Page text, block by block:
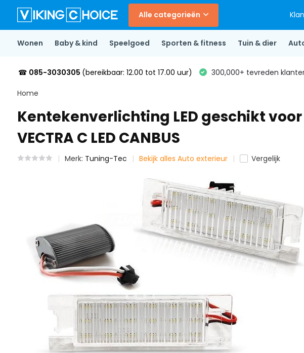
Alle categorieën
Wonen Baby & kind Speelgoed Sporten & fitness Tuin & dier
☎ 085-3030305 (bereikbaar: 12.00 tot 17.00 uur) 300,000+ tevreden
Home
Kentekenverlichting LED geschikt voor
VECTRA C LED CANBUS
Merk: Tuning-Tec Bekijk alles Auto exterieur Vergelijk